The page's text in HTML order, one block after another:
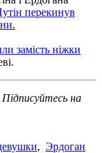
перекинув
замість ніжки
на
, Эрдоган